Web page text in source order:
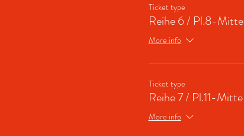
Ticket type
Reihe 6 / Pl.8-Mitte
More info
Ticket type
Reihe 7 / Pl.11-Mitte
More info